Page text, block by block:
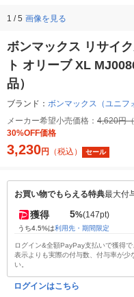
1 / 5 画像を見る
ボンマックス リサイ
ト オリーブ XL
品）
ブランド： ボンマックス（ユニフ
メーカー希望小売価格： 4,620円
30%OFF価格
3,230円 （税込） セール
お買い物でもらえる特典最大付
獲得 5%(147pt)
うち4.5%は利用先・期間限定
ログイン&全額PayPay支払いで獲得
表示よりも実際の付与数、付与率が少
い。
ログインはこちら